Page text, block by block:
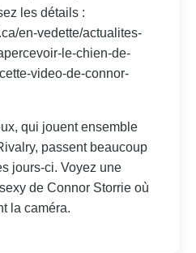
les détails :
en-vedette/actualites-
le-chien-de-
video-de-connor-
qui jouent ensemble
passent beaucoup
jours-ci. Voyez une
de Connor Storrie où
la caméra.